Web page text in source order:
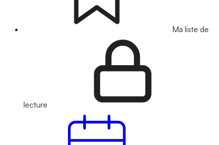
Ma liste de
lecture